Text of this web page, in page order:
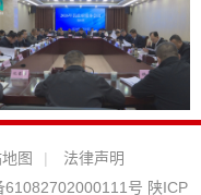
图 |
法律声明
61082702000111号 陕ICP